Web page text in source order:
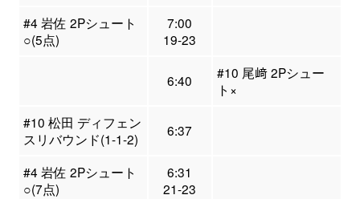
#4 岩佐 2Pシュート
○(5点)
7:00
19-23
6:40
#10 尾﨑 2Pシュー
ト×
#10 松田 ディフェン
スリバウンド(1-1-2)
6:37
#4 岩佐 2Pシュート
○(7点)
6:31
21-23